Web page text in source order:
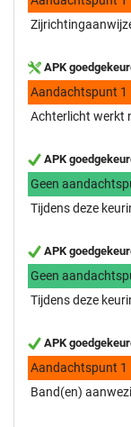
APK
Aandachtspunt 1
Achterlicht werkt
APK
Geen
Tijdens deze
APK
Geen
Tijdens deze
APK
Aandachtspunt 1
Band(en)